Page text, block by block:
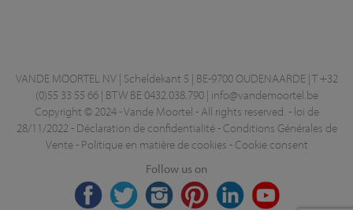
VANDE MOORTEL NV | Scheldekant 5 | BE-9700 OUDENAARDE | T +32
(0)55 33 55 66 | BTW BE 0432.038.790 | info@vandemoortel.be
Copyright © 2024 - Vande Moortel - All rights reserved. - loi de
28/11/2022 - Déclaration de confidentialité- Conditions Générales de
Vente- Politique en matière de cookies - Cookie consent
Follow us on